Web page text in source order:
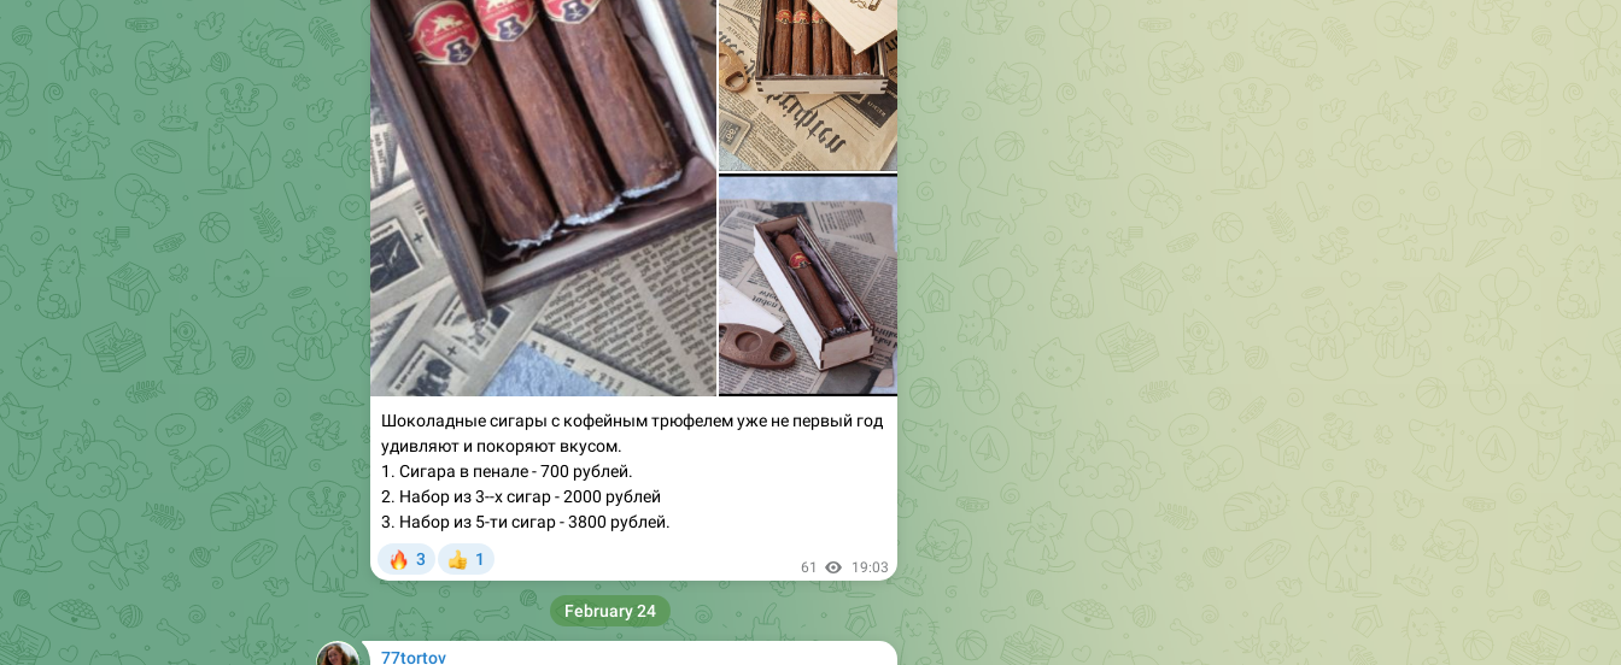
Шоколадные сигары с кофейным трюфелем уже не первый год
удивляют и покоряют вкусом.
1. Сигара в пенале - 700 рублей.
2. Набор из 3--х сигар - 2000 рублей
3. Набор из 5-ти сигар - 3800 рублей.
🔥
3
👍
1
77tortov